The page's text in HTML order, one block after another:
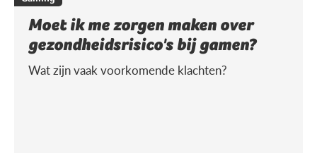
Moet ik me zorgen maken over
gezondheidsrisico's bij gamen?
Wat zijn vaak voorkomende klachten?